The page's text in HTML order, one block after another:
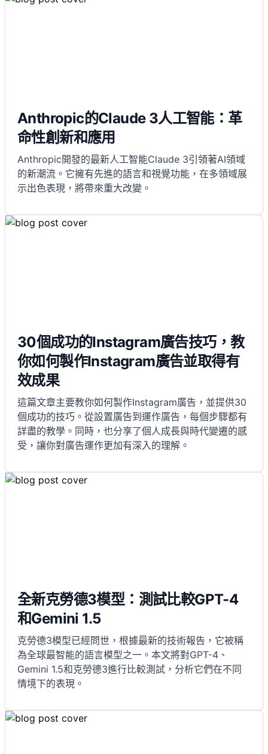
Anthropic的Claude 3人工智能：革
命性創新和應用
Anthropic開發的最新人工智能Claude 3引領著AI領域
的新潮流。它擁有先進的語言和視覺功能，在多領域展
示出色表現，將帶來重大改變。
30個成功的Instagram廣告技巧，教
你如何製作Instagram廣告並取得有
效成果
這篇文章主要教你如何製作Instagram廣告，並提供30
個成功的技巧。從設置廣告到運作廣告，每個步驟都有
詳盡的教學。同時，也分享了個人成長與時代變遷的感
受，讓你對廣告運作更加有深入的理解。
全新克勞德3模型：測試比較GPT-4
和Gemini 1.5
克勞德3模型已經問世，根據最新的技術報告，它被稱
為全球最智能的語言模型之一。本文將對GPT-4、
Gemini 1.5和克勞德3進行比較測試，分析它們在不同
情境下的表現。